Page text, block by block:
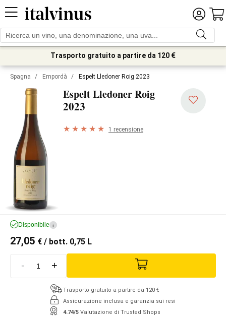
Trasporto gratuito a partire da 120 €
Spagna / Empordà / Espelt Lledoner Roig 2023
Espelt Lledoner Roig
2023
1 recensione
Disponibile i
27,05 € / bott. 0,75 L
- +
Trasporto gratuito a partire da 120 €
Assicurazione inclusa e garanzia sui resi
4.74/5 Valutazione di Trusted Shops